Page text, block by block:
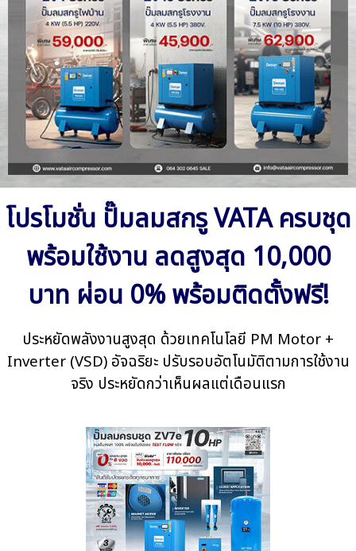
โปรโมชั่น ปั๊มลมสกรู VATA ครบชุด
พร้อมใช้งาน ลดสูงสุด 10,000
บาท ผ่อน 0% พร้อมติดตั้งฟรี!
ประหยัดพลังงานสูงสุด ด้วยเทคโนโลยี PM Motor +
Inverter (VSD) อัจฉริยะ ปรับรอบอัตโนมัติตามการใช้งาน
จริง ประหยัดกว่าเห็นผลแต่เดือนแรก